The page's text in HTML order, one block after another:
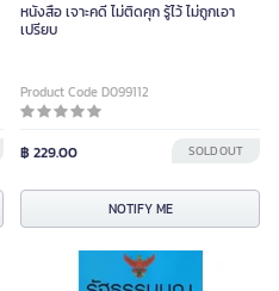
หนังสือ เจาะคดี ไม่ติดคุก รู้ไว้ ไม่ถูกเอา
เปรียบ
Product Code D099112
฿ 229.00 SOLD OUT
NOTIFY ME